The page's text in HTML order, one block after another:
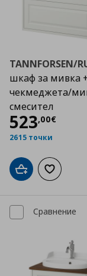
TANNFORSEN/
шкаф за мивка
чекмеджета/
смесител
523,00€
Цена
2615 точки
Добави вДобави
Сравнение